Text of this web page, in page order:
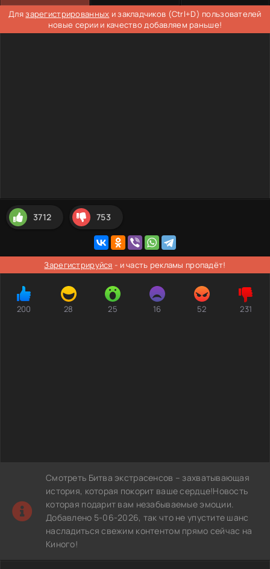
Длязарегистрированных и закладчиков (Ctrl+D) пользователей
новые серии и качество добавляем раньше!
3712 753
Зарегистрируйся - и часть рекламы пропадёт!
200 28 25 16 52 231
Смотреть Битва экстрасенсов – захватывающая
история, которая покорит ваше сердце!Новость
которая подарит вам незабываемые эмоции.
Добавлено 5-06-2026, так что не упустите шанс
насладиться свежим контентом прямо сейчас на
Киного!